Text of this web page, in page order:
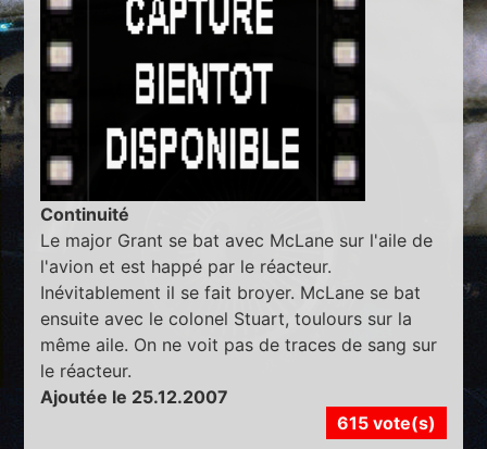
Continuité
Le major Grant se bat avec McLane sur l'aile de
l'avion et est happé par le réacteur.
Inévitablement il se fait broyer. McLane se bat
ensuite avec le colonel Stuart, toulours sur la
même aile. On ne voit pas de traces de sang sur
le réacteur.
Ajoutée le 25.12.2007
615 vote(s)